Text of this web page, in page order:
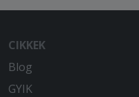
CIKKEK
Blog
GYIK